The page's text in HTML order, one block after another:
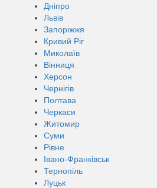
Дніпро
Львів
Запоріжжя
Кривий Ріг
Миколаїв
Вінниця
Херсон
Чернігів
Полтава
Черкаси
Житомир
Суми
Рівне
Івано-Франківськ
Тернопіль
Луцьк